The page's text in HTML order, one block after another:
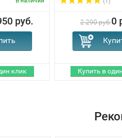
руб. 2 290 руб.0